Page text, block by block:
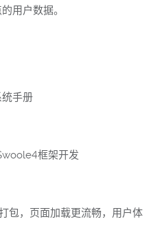
用户数据。
手册
框架开发
包，页面加载更流畅，用户体